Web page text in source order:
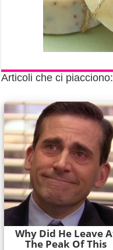
Articoli che ci piacciono: